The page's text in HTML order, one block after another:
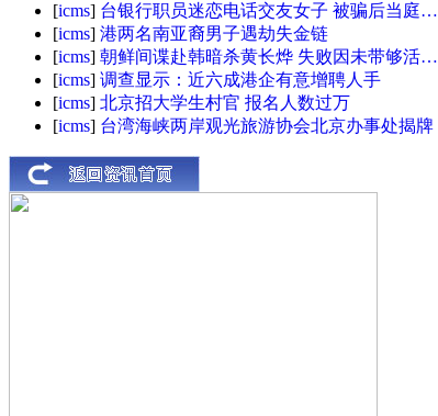
[icms] 台银行职员迷恋电话交友女子 被骗后当庭…
[icms] 港两名南亚裔男子遇劫失金链
[icms] 朝鲜间谍赴韩暗杀黄长烨 失败因未带够活…
[icms] 调查显示：近六成港企有意增聘人手
[icms] 北京招大学生村官 报名人数过万
[icms] 台湾海峡两岸观光旅游协会北京办事处揭牌